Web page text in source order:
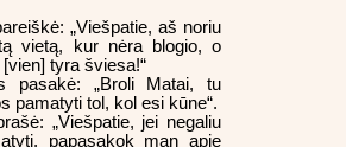
„Viešpatie, aš noriu
vietą, kur nėra blogio, o
tyra šviesa!“
pasakė: „Broli Matai, tu
pamatyti tol, kol esi kūne“.
„Viešpatie, jei negaliu
papasakok man apie